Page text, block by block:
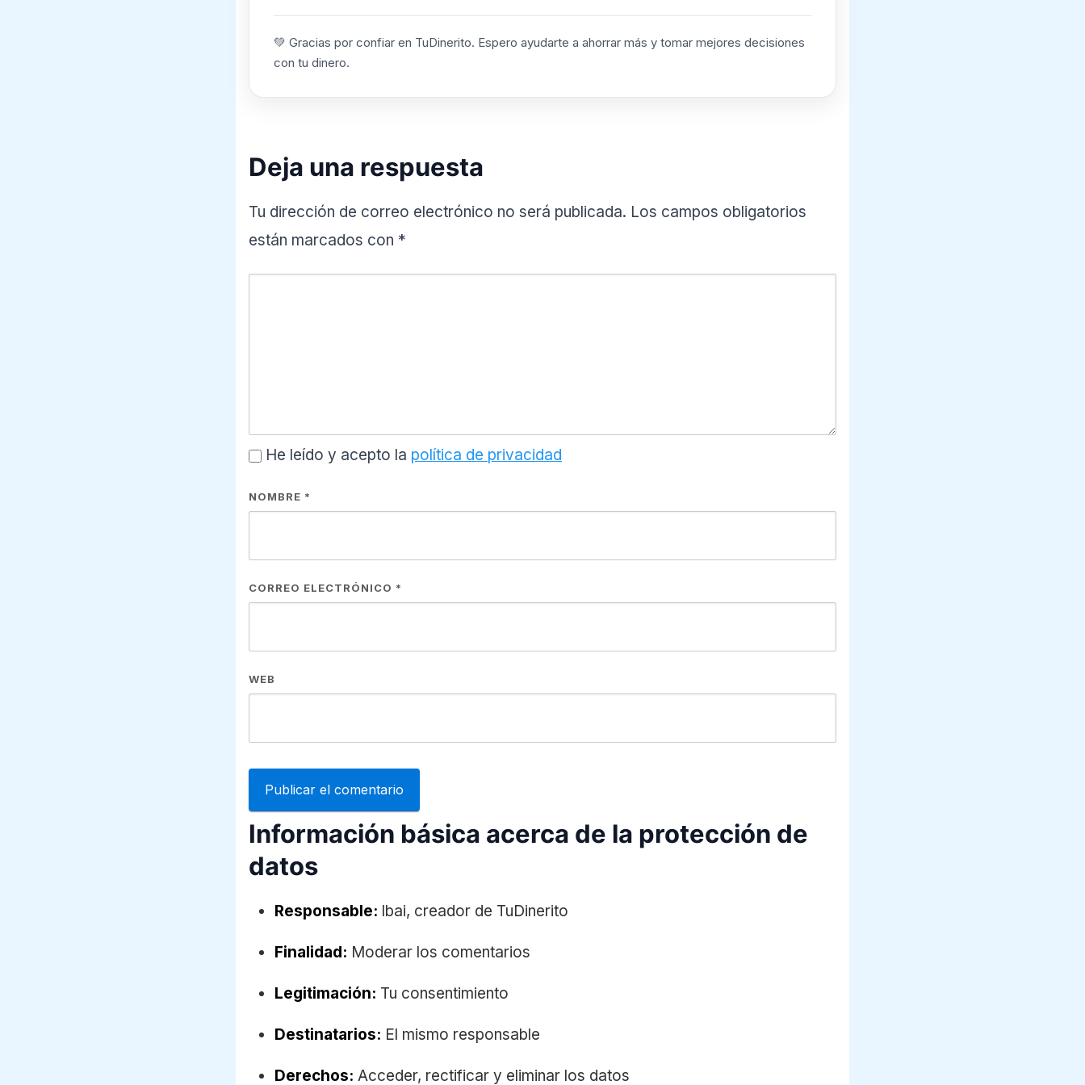
💚 Gracias por confiar en TuDinerito. Espero ayudarte a ahorrar más y tomar mejores decisiones
con tu dinero.
Deja una respuesta
Tu dirección de correo electrónico no será publicada. Los campos obligatorios
están marcados con *
He leído y acepto la política de privacidad
NOMBRE *
CORREO ELECTRÓNICO *
WEB
Información básica acerca de la protección de
datos
Responsable: lbai, creador de TuDinerito
Finalidad: Moderar los comentarios
Legitimación: Tu consentimiento
Destinatarios: El mismo responsable
Derechos: Acceder, rectificar y eliminar los datos